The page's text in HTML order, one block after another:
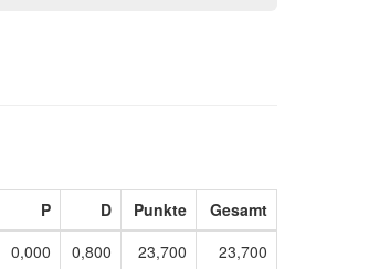
P D Punkte
Gesamt
0,000 0,800 23,700
23,700